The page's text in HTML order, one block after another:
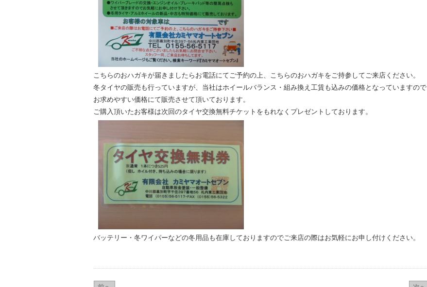
こちらのおハガキが届きましたらお電話にてご予約の上、こちらのおハガキをご持参してご来店ください。
冬タイヤの販売も行っていますが、当社はホイールバランス・組み換え工賃も込みの価格となっていますので
お求めやすい価格にて販売させて頂いております。
ご購入頂いたお客様は次回のタイヤ交換無料チケットをもれなくプレゼントしております。
バッテリー・冬ワイパーなどの冬用品も在庫しておりますのでご来店の際はお気軽にお申し付けください。